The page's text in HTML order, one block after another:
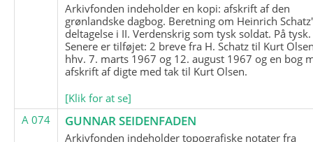
Arkivfonden indeholder en kopi: afskrift af den
grønlandske dagbog. Beretning om Heinrich Schatz'
deltagelse i II. Verdenskrig som tysk soldat. På tysk.
Senere er tilføjet: 2 breve fra H. Schatz til Kurt
hhv. 7. marts 1967 og 12. august 1967 og en bog
afskrift af digte med tak til Kurt Olsen.
[Klik for at se]
A 074
GUNNAR SEIDENFADEN
Arkivfonden indeholder topografiske notater fra